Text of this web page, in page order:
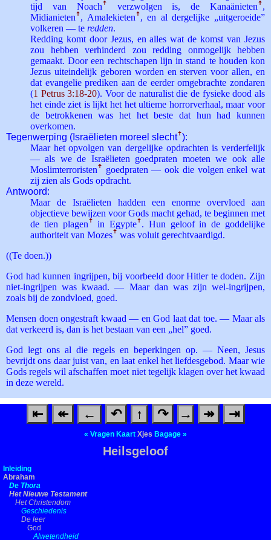
tijd van Noach ꜛ verzwolgen is, de Kanaänieten ꜛ ,
Midianieten ꜛ , Amalekieten ꜛ , en al dergelijke „uitgeroeide”
volkeren — te redden.
Redding komt door Jezus, en alles wat de komst van Jezus
zou hebben verhinderd zou redding onmogelijk hebben
gemaakt. Door een rechtschapen lijn in stand te houden kon
Jezus uiteindelijk geboren worden en sterven voor allen, en
dat evangelie prediken aan de eerder omgebrachte zondaren
(1 Petrus 3:18-20). Voor de naturalist die de fysieke dood als
het einde ziet is lijkt het het ultieme horrorverhaal, maar voor
de betrokkenen was het het beste dat hun had kunnen
overkomen.
Tegenwerping (Israëlieten moreel slechtꜛ):
Maar het opvolgen van dergelijke opdrachten is verderfelijk
— als we de Israëlieten goedpraten moeten we ook alle
Moslim­terroristen ꜛ goedpraten — ook die volgen enkel wat
zij zien als Gods opdracht.
Antwoord:
Maar de Israëlieten hadden een enorme overvloed aan
objectieve bewijzen voor Gods macht gehad, te beginnen met
de tien plagen ꜛ in Egypteꜛ . Hun geloof in de goddelijke
authoriteit van Mozesꜛ was voluit gerechtvaardigd.
((Te doen.))
God had kunnen ingrijpen, bij voorbeeld door Hitler te doden. Zijn
niet-ingrijpen was kwaad. — Maar dan was zijn wel-ingrijpen,
zoals bij de zondvloed, goed.
Mensen doen ongestraft kwaad — en God laat dat toe. — Maar als
dat verkeerd is, dan is het bestaan van een „hel” goed.
God legt ons al die regels en beperkingen op. — Neen, Jesus
bevrijdt ons daar juist van, en laat enkel het liefdesgebod. Maar wie
Gods regels wil afschaffen moet niet tegelijk klagen over het kwaad
in deze wereld.
⇤ ↞ ← ↶ ↑ ↷ → ↠ ⇥
« Vragen Kaart Xjes Bagage »
Heilsgeloof
Inleiding
Abraham
De Thora
Het Nieuwe Testament
Het Christendom
Geschiedenis
De leer
God
Alwetendheid